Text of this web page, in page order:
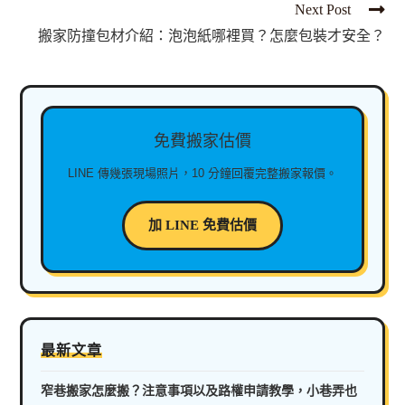
Next Post
搬家防撞包材介紹：泡泡紙哪裡買？怎麼包裝才安全？
免費搬家估價
LINE 傳幾張現場照片，10 分鐘回覆完整搬家報價。
加 LINE 免費估價
最新文章
窄巷搬家怎麼搬？注意事項以及路權申請教學，小巷弄也